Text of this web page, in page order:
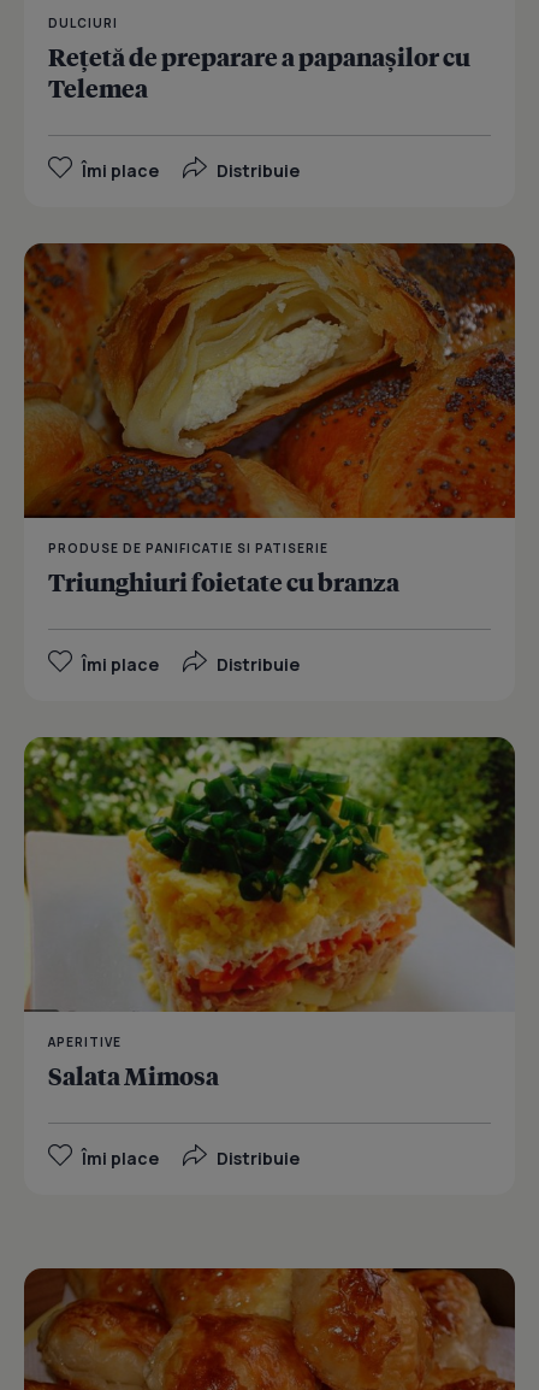
DULCIURI
Reţetă de preparare a papanaşilor cu
Telemea
Îmi place Distribuie
PRODUSE DE PANIFICATIE SI PATISERIE
Triunghiuri foietate cu branza
Îmi place Distribuie
APERITIVE
Salata Mimosa
Îmi place Distribuie